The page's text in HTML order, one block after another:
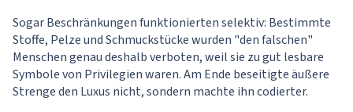
Sogar Beschränkungen funktionierten selektiv: Bestimmte
Stoffe, Pelze und Schmuckstücke wurden "den falschen"
Menschen genau deshalb verboten, weil sie zu gut lesbare
Symbole von Privilegien waren. Am Ende beseitigte äußere
Strenge den Luxus nicht, sondern machte ihn codierter.